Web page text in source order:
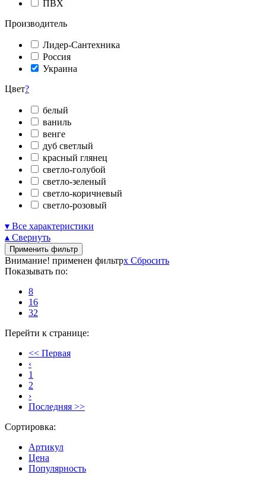
ПВХ
Производитель
Лидер-Сантехника
Россия
Украина
Цвет?
белый
ваниль
венге
дуб светлый
красный глянец
светло-голубой
светло-зеленый
светло-коричневый
светло-розовый
▾ Все характеристики
▴ Свернуть
Применить фильтр
Внимание! применен фильтрx Сбросить
Показывать по:
8
16
32
Перейти к странице:
<< Первая
‹
1
2
›
Последняя >>
Сортировка:
Артикул
Цена
Популярность